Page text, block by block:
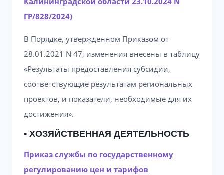
ГР/828/2024)
В Порядке, утвержденном Приказом от
28.01.2021 N 47, изменения внесены в таблицу
«Результаты предоставления субсидии,
соответствующие результатам региональных
проектов, и показатели, необходимые для их
достижения».
• ХОЗЯЙСТВЕННАЯ ДЕЯТЕЛЬНОСТЬ
Приказ службы по государственному
регулированию цен и тарифов